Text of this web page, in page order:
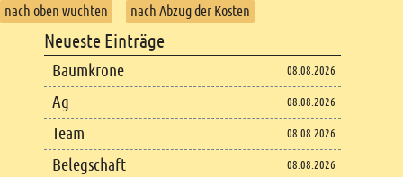
nach oben wuchten
nach Abzug der Kosten
Footer content
Neueste Einträge
Baumkrone 08.08.2026
Ag 08.08.2026
Team 08.08.2026
Belegschaft 08.08.2026